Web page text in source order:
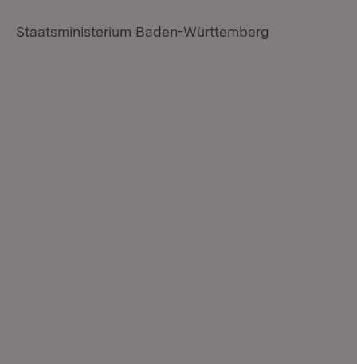
Staatsministerium Baden-Württemberg